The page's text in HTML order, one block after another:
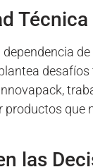
Técnica
que
las